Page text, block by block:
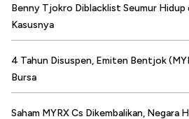
Benny Tjokro Diblacklist Seumur Hidup
Kasusnya
4 Tahun Disuspen, Emiten Bentjok
Bursa
Saham MYRX Cs Dikembalikan, Negara